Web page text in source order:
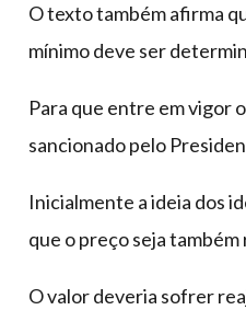
O texto também afirma
mínimo deve ser
Para que entre em vigor
sancionado pelo
Inicialmente a ideia dos
que o preço seja
O valor deveria sofrer